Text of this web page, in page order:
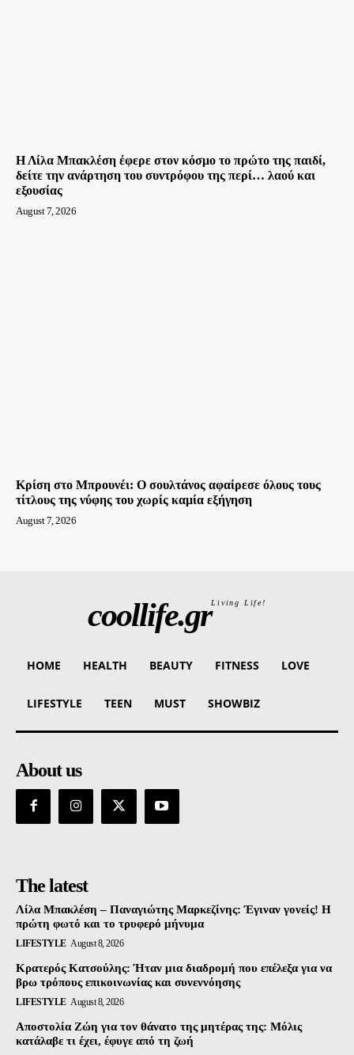
Η Λίλα Μπακλέση έφερε στον κόσμο το πρώτο της παιδί,
δείτε την ανάρτηση του συντρόφου της περί… λαού και
εξουσίας
August 7, 2026
Κρίση στο Μπρουνέι: Ο σουλτάνος αφαίρεσε όλους τους
τίτλους της νύφης του χωρίς καμία εξήγηση
August 7, 2026
coollife.grLiving Life!
HOME HEALTH BEAUTY FITNESS LOVE
LIFESTYLE TEEN MUST SHOWBIZ
About us
The latest
Λίλα Μπακλέση – Παναγιώτης Μαρκεζίνης: Έγιναν γονείς! Η
πρώτη φωτό και το τρυφερό μήνυμα
LIFESTYLE August 8, 2026
Κρατερός Κατσούλης: Ήταν μια διαδρομή που επέλεξα για να
βρω τρόπους επικοινωνίας και συνεννόησης
LIFESTYLE August 8, 2026
Αποστολία Ζώη για τον θάνατο της μητέρας της: Μόλις
κατάλαβε τι έχει, έφυγε από τη ζωή